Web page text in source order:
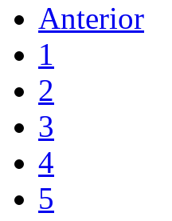
Anterior
1
2
3
4
5